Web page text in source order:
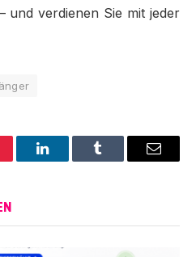
und verdienen Sie mit jeder
LinkedInTumblr Email